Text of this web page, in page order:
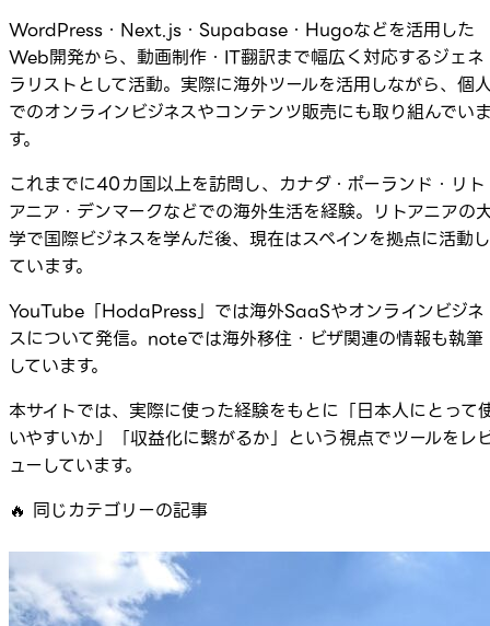
WordPress・Next.js・Supabase・Hugoなどを活用した
Web開発から、動画制作・IT翻訳まで幅広く対応するジェネ
ラリストとして活動。実際に海外ツールを活用しながら、個
でのオンラインビジネスやコンテンツ販売にも取り組んでい
す。
これまでに40カ国以上を訪問し、カナダ・ポーランド・リト
アニア・デンマークなどでの海外生活を経験。リトアニアの
学で国際ビジネスを学んだ後、現在はスペインを拠点に活動し
ています。
YouTube「HodaPress」では海外SaaSやオンラインビジネ
スについて発信。noteでは海外移住・ビザ関連の情報も執筆
しています。
本サイトでは、実際に使った経験をもとに「日本人にとって
いやすいか」「収益化に繋がるか」という視点でツールをレ
ューしています。
🔥 同じカテゴリーの記事